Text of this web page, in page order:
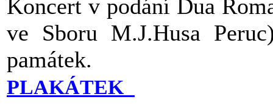
Koncert v podání Dua
ve Sboru M.J.Husa
památek.
PLAKÁTEK